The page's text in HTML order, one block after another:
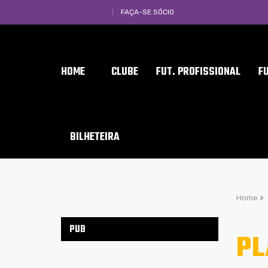
FAÇA-SE SÓCIO
HOME CLUBE FUT. PROFISSIONAL
BILHETEIRA
Home >
PUB